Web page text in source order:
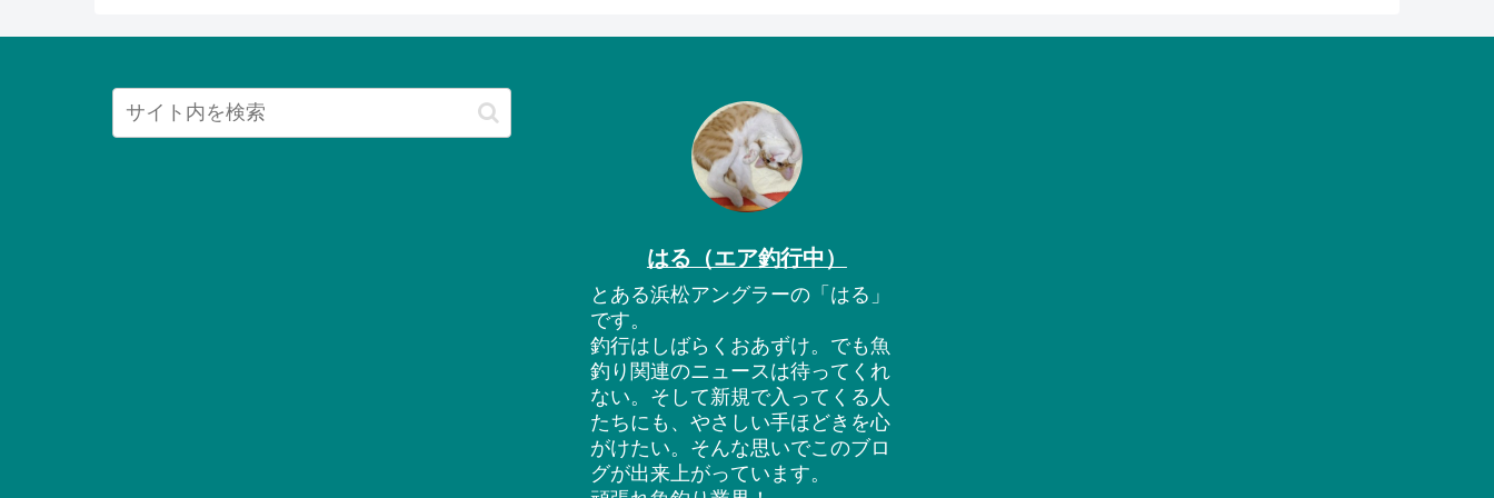
はる（エア釣行中）
とある浜松アングラーの「はる」
です。
釣行はしばらくおあずけ。でも魚
釣り関連のニュースは待ってくれ
ない。そして新規で入ってくる人
たちにも、やさしい手ほどきを心
がけたい。そんな思いでこのブロ
グが出来上がっています。